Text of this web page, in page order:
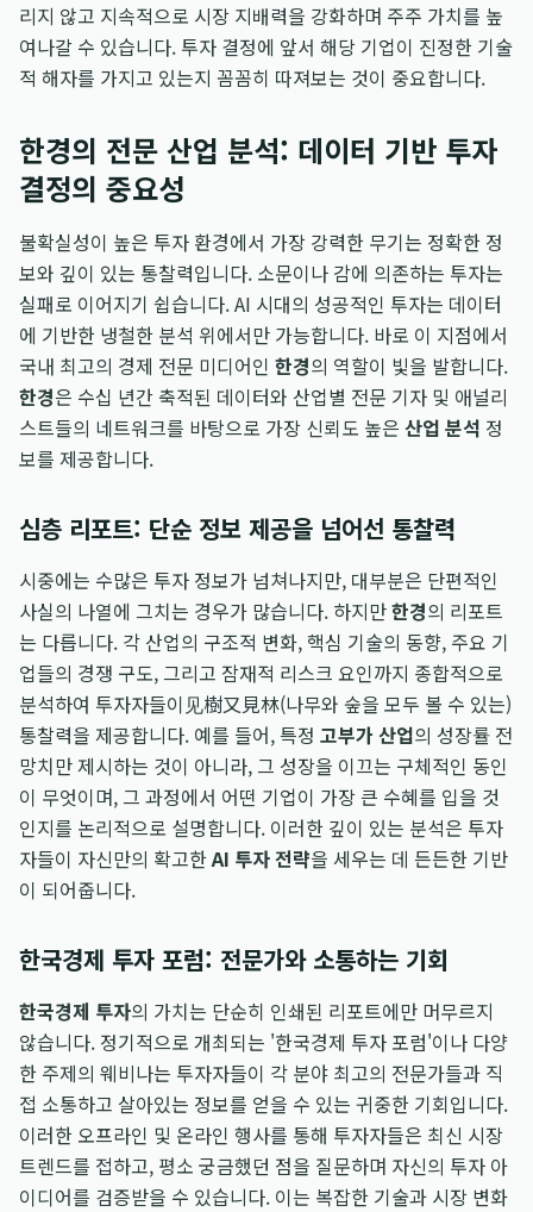
리지 않고 지속적으로 시장 지배력을 강화하며 주주 가치를 높
여나갈 수 있습니다. 투자 결정에 앞서 해당 기업이 진정한 기술
적 해자를 가지고 있는지 꼼꼼히 따져보는 것이 중요합니다.
한경의 전문 산업 분석: 데이터 기반 투자
결정의 중요성
불확실성이 높은 투자 환경에서 가장 강력한 무기는 정확한 정
보와 깊이 있는 통찰력입니다. 소문이나 감에 의존하는 투자는
실패로 이어지기 쉽습니다. AI 시대의 성공적인 투자는 데이터
에 기반한 냉철한 분석 위에서만 가능합니다. 바로 이 지점에서
국내 최고의 경제 전문 미디어인 한경의 역할이 빛을 발합니다.
한경은 수십 년간 축적된 데이터와 산업별 전문 기자 및 애널리
스트들의 네트워크를 바탕으로 가장 신뢰도 높은 산업 분석 정
보를 제공합니다.
심층 리포트: 단순 정보 제공을 넘어선 통찰력
시중에는 수많은 투자 정보가 넘쳐나지만, 대부분은 단편적인
사실의 나열에 그치는 경우가 많습니다. 하지만한경의 리포트
는 다릅니다. 각 산업의 구조적 변화, 핵심 기술의 동향, 주요 기
업들의 경쟁 구도, 그리고 잠재적 리스크 요인까지 종합적으로
분석하여 투자자들이见樹又見林(나무와 숲을 모두 볼 수 있는)
통찰력을 제공합니다. 예를 들어, 특정 고부가 산업의 성장률 전
망치만 제시하는 것이 아니라, 그 성장을 이끄는 구체적인 동인
이 무엇이며, 그 과정에서 어떤 기업이 가장 큰 수혜를 입을 것
인지를 논리적으로 설명합니다. 이러한 깊이 있는 분석은 투자
자들이 자신만의 확고한AI 투자 전략을 세우는 데 든든한 기반
이 되어줍니다.
한국경제 투자 포럼: 전문가와 소통하는 기회
한국경제 투자의 가치는 단순히 인쇄된 리포트에만 머무르지
않습니다. 정기적으로 개최되는 '한국경제 투자 포럼'이나 다양
한 주제의 웨비나는 투자자들이 각 분야 최고의 전문가들과 직
접 소통하고 살아있는 정보를 얻을 수 있는 귀중한 기회입니다.
이러한 오프라인 및 온라인 행사를 통해 투자자들은 최신 시장
트렌드를 접하고, 평소 궁금했던 점을 질문하며 자신의 투자 아
이디어를 검증받을 수 있습니다. 이는 복잡한 기술과 시장 변화